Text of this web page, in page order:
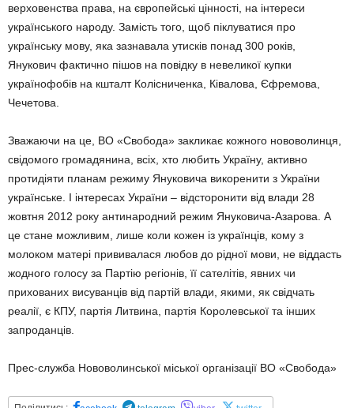
верховенства права, на європейські цінності, на інтереси
українського народу. Замість того, щоб піклуватися про
українську мову, яка зазнавала утисків понад 300 років,
Янукович фактично пішов на повідку в невеликої купки
українофобів на кшталт Колісниченка, Ківалова, Єфремова,
Чечетова.
Зважаючи на це, ВО «Свобода» закликає кожного нововолинця,
свідомого громадянина, всіх, хто любить Україну, активно
протидіяти планам режиму Януковича викоренити з України
українське. І інтересах України – відсторонити від влади 28
жовтня 2012 року антинародний режим Януковича-Азарова. А
це стане можливим, лише коли кожен із українців, кому з
молоком матері прививалася любов до рідної мови, не віддасть
жодного голосу за Партію регіонів, її сателітів, явних чи
прихованих висуванців від партій влади, якими, як свідчать
реалії, є КПУ, партія Литвина, партія Королевської та інших
запроданців.
Прес-служба Нововолинської міської організації ВО «Свобода»